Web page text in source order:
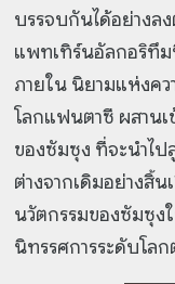
บรรจบกันได้อย่างล
แพทเทิร์นอัลกอริทึ
ภายใน นิยามแห่งค
โลกแฟนตาซี ผสานเ
ของซัมซุง ที่จะนำไ
ต่างจากเดิมอย่างสิ้
นวัตกรรมของซัมซุง
นิทรรศการระดับโลก